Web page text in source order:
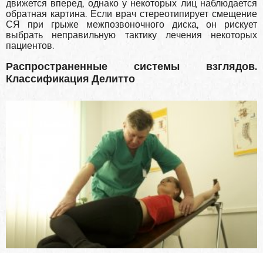
движется вперед, однако у некоторых лиц наблюдается
об­ратная картина. Если врач стереотипирует смещение
СЯ при грыже межпозвоночного дис­ка, он рискует
выбрать неправильную тактику ле­чения некоторых
пациентов.
Распространенные системы взглядов.
Классификация Делитто